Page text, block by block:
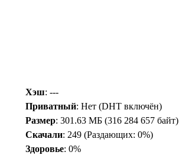
Хэш: ---
Приватный: Нет (DHT включён)
Размер: 301.63 МБ (316 284 657 байт)
Скачали: 249 (Раздающих: 0%)
Здоровье: 0%